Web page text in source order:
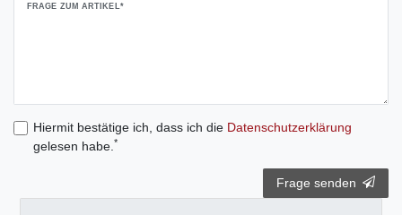
FRAGE ZUM ARTIKEL*
Hiermit bestätige ich, dass ich die Daten­schutz­erklärung
gelesen habe. *
Frage senden